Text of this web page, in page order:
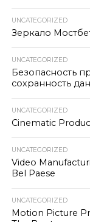
UNCATEGORIZED
Зеркало
UNCATEGORIZED
Безопасность
сохранность
UNCATEGORIZED
Cinematic
UNCATEGORIZED
Video
Bel Paese
UNCATEGORIZED
Motion Picture